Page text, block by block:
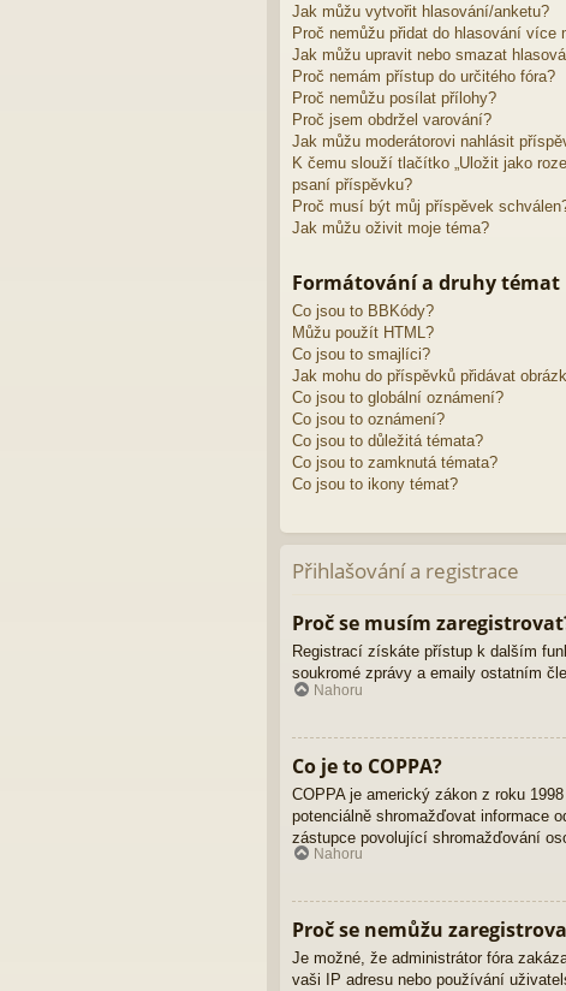
Jak můžu vytvořit hlasování/anketu?
Proč nemůžu přidat do hlasování více
Jak můžu upravit nebo smazat
Proč nemám přístup do určitého fóra?
Proč nemůžu posílat přílohy?
Proč jsem obdržel varování?
Jak můžu moderátorovi nahlásit
K čemu slouží tlačítko „Uložit jako
psaní příspěvku?
Proč musí být můj příspěvek
Jak můžu oživit moje téma?
Formátování a druhy témat
Co jsou to BBKódy?
Můžu použít HTML?
Co jsou to smajlíci?
Jak mohu do příspěvků přidávat
Co jsou to globální oznámení?
Co jsou to oznámení?
Co jsou to důležitá témata?
Co jsou to zamknutá témata?
Co jsou to ikony témat?
Přihlašování a registrace
Proč se musím
Registrací získáte přístup k dalším
soukromé zprávy a emaily ostatním
Nahoru
Co je to COPPA?
COPPA je americký zákon z roku
potenciálně shromažďovat informace
zástupce povolující shromažďování
Nahoru
Proč se nemůžu
Je možné, že administrátor fóra
vaši IP adresu nebo používání